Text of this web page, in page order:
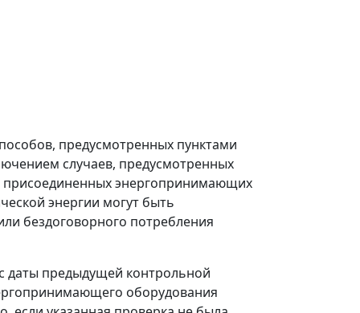
предусмотренных пунктами
случаев, предусмотренных
присоединенных энергопринимающих
энергии могут быть
бездоговорного потребления
даты предыдущей контрольной
оборудования